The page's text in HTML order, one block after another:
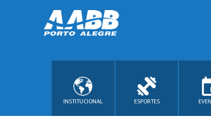
INSTITUCIONAL ESPORTES